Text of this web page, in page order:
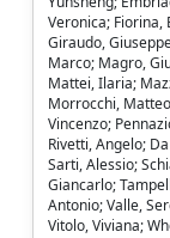
Veronica; Fiorina,
Giraudo,
Marco; Magro,
Mattei, Ilaria;
Morrocchi,
Vincenzo;
Rivetti, Angelo;
Sarti, Alessio;
Giancarlo;
Antonio; Valle,
Vitolo, Viviana;